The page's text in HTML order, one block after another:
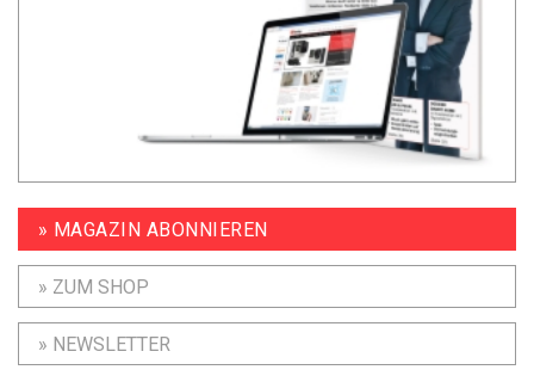
» MAGAZIN ABONNIEREN
» ZUM SHOP
» NEWSLETTER